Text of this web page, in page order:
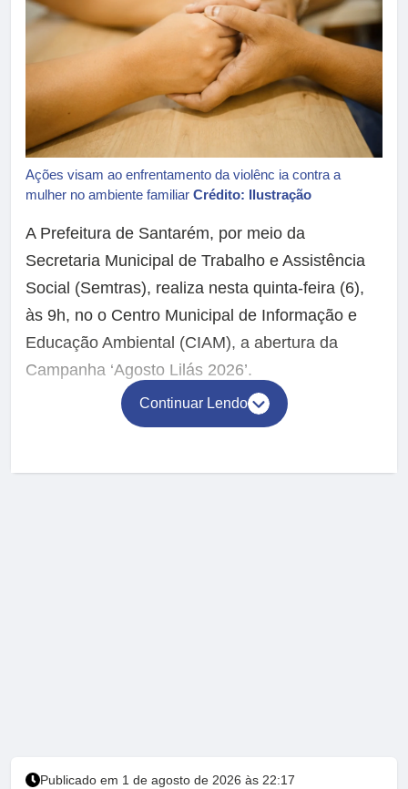
Ações visam ao enfrentamento da violênc ia contra a
mulher no ambiente familiar Crédito: Ilustração
A Prefeitura de Santarém, por meio da
Secretaria Municipal de Trabalho e Assistência
Social (Semtras), realiza nesta quinta-feira (6),
às 9h, no o Centro Municipal de Informação e
Educação Ambiental (CIAM), a abertura da
Campanha ‘Agosto Lilás 2026’.
Continuar Lendo
Publicado em 1 de agosto de 2026 às 22:17